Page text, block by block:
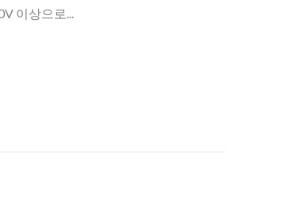
이상으로...